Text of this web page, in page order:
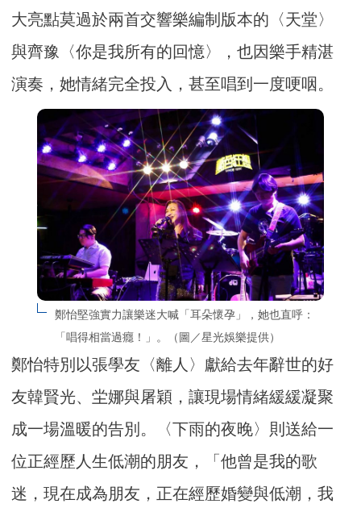
大亮點莫過於兩首交響樂編制版本的〈天堂〉
與齊豫〈你是我所有的回憶〉，也因樂手精湛
演奏，她情緒完全投入，甚至唱到一度哽咽。
鄭怡堅強實力讓樂迷大喊「耳朵懷孕」，她也直呼：
「唱得相當過癮！」。（圖／星光娛樂提供）
鄭怡特別以張學友〈離人〉獻給去年辭世的好
友韓賢光、坣娜與屠穎，讓現場情緒緩緩凝聚
成一場溫暖的告別。〈下雨的夜晚〉則送給一
位正經歷人生低潮的朋友，「他曾是我的歌
迷，現在成為朋友，正在經歷婚變與低潮，我